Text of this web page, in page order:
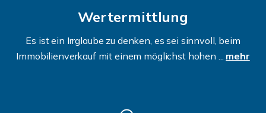
Wertermittlung
Es ist ein Irrglaube zu denken, es sei sinnvoll, beim
Immobilienverkauf mit einem möglichst hohen ... mehr